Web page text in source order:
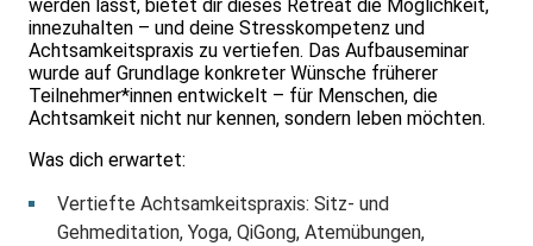
werden lässt, bietet dir dieses Retreat die Möglichkeit,
innezuhalten – und deine Stresskompetenz und
Achtsamkeitspraxis zu vertiefen. Das Aufbauseminar
wurde auf Grundlage konkreter Wünsche früherer
Teilnehmer*innen entwickelt – für Menschen, die
Achtsamkeit nicht nur kennen, sondern leben möchten.
Was dich erwartet:
Vertiefte Achtsamkeitspraxis: Sitz- und
Gehmeditation, Yoga, QiGong, Atemübungen,